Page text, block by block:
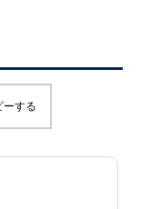
ーする